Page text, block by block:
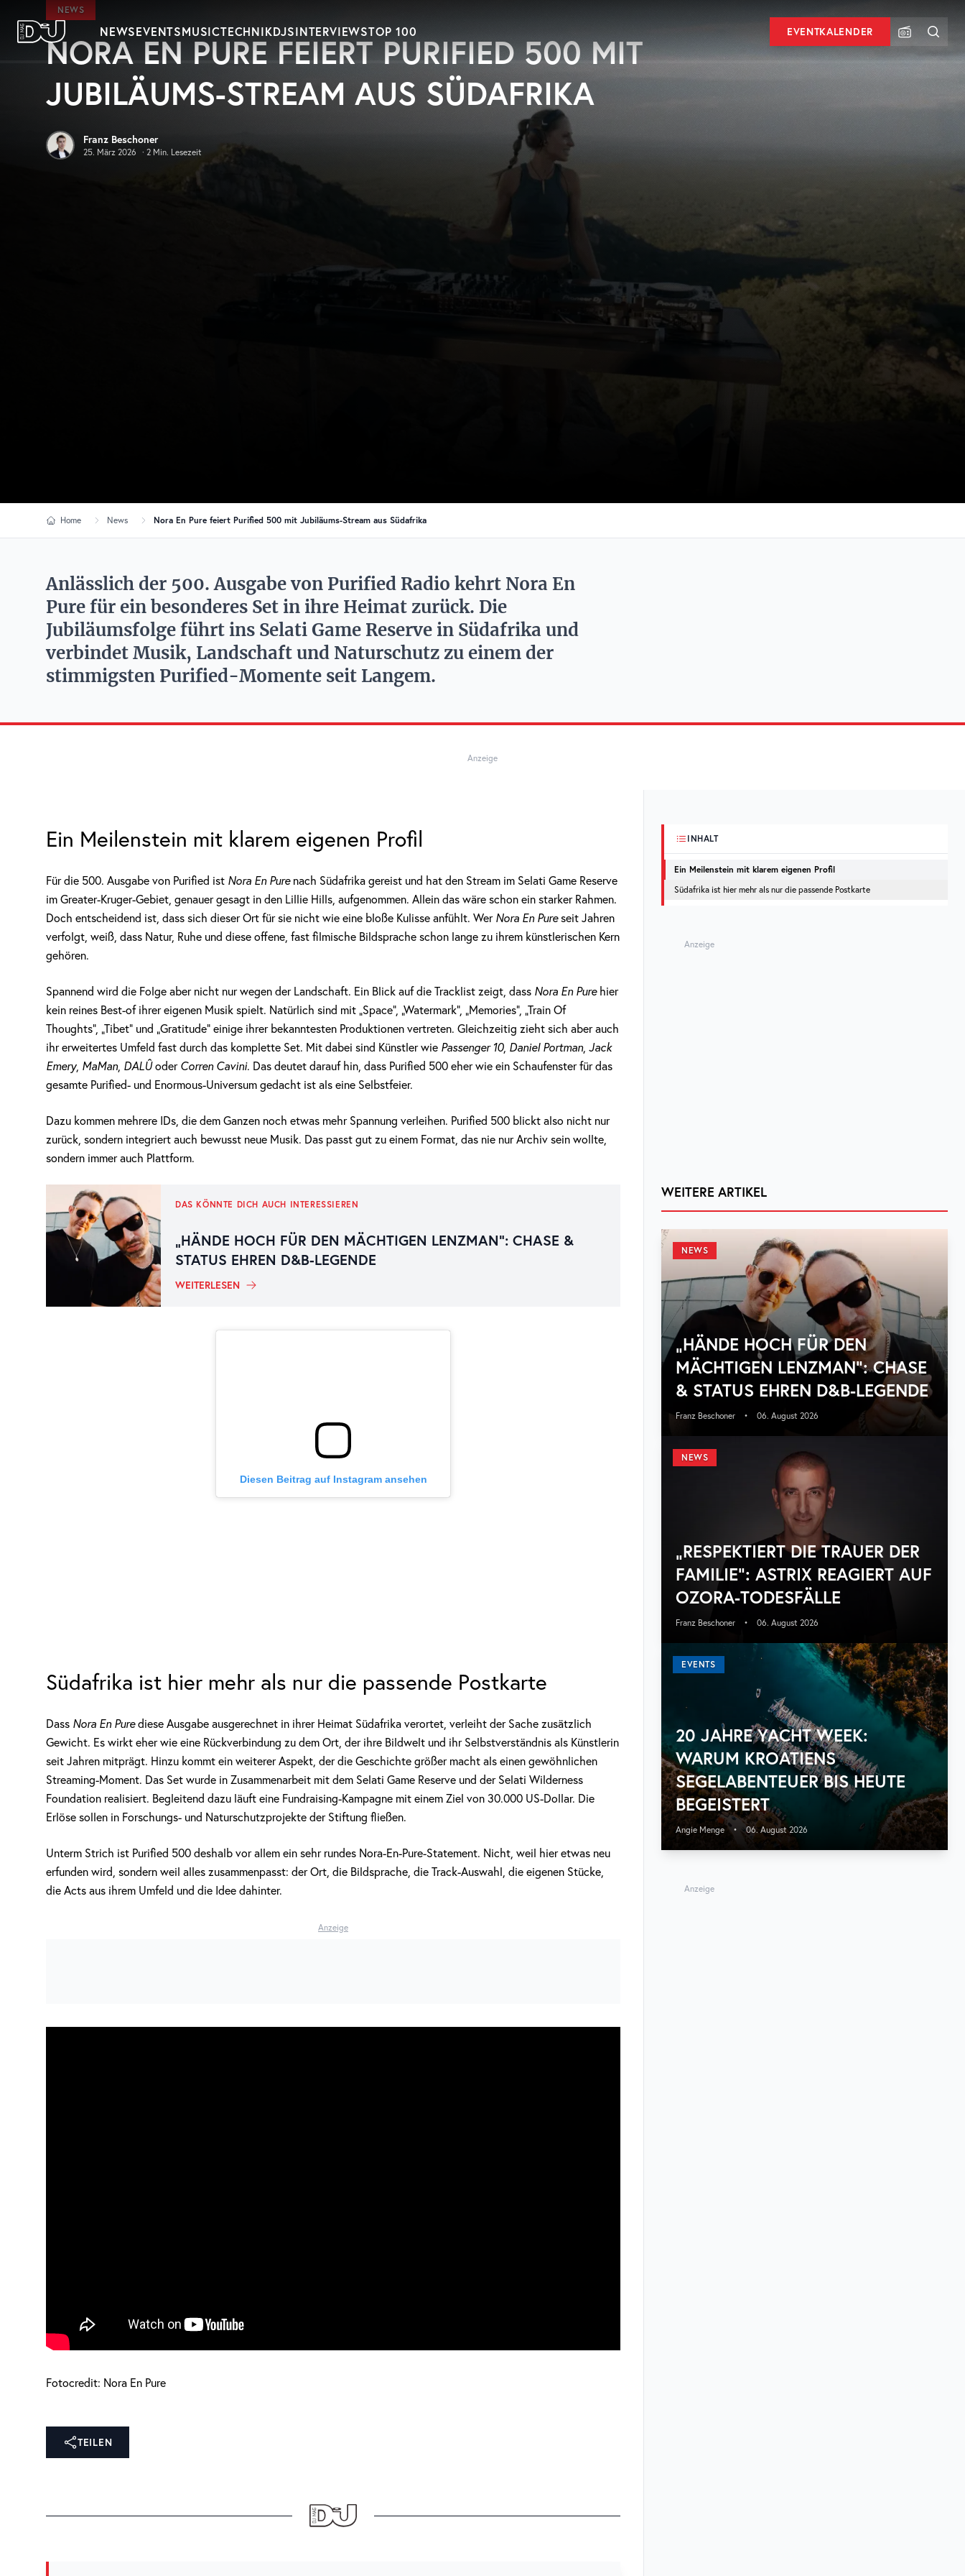
Zum Hauptinhalt springen
DJ Mag Germany
NEWSEVENTSMUSICTECHNIKDJSINTERVIEWSTOP 100 EVENTKALENDER
NEWS
NORA EN PURE FEIERT PURIFIED 500 MIT
JUBILÄUMS-STREAM AUS SÜDAFRIKA
Franz Beschoner
25. März 2026 · 2 Min. Lesezeit
Home News Nora En Pure feiert Purified 500 mit Jubiläums-Stream aus Südafrika
Anlässlich der 500. Ausgabe von Purified Radio kehrt Nora En
Pure für ein besonderes Set in ihre Heimat zurück. Die
Jubiläumsfolge führt ins Selati Game Reserve in Südafrika und
verbindet Musik, Landschaft und Naturschutz zu einem der
stimmigsten Purified-Momente seit Langem.
Anzeige
Ein Meilenstein mit klarem eigenen Profil
Für die 500. Ausgabe von Purified ist Nora En Purenach Südafrika gereist und hat den Stream im Selati Game Reserve
im Greater-Kruger-Gebiet, genauer gesagt in den Lillie Hills, aufgenommen. Allein das wäre schon ein starker Rahmen.
Doch entscheidend ist, dass sich dieser Ort für sie nicht wie eine bloße Kulisse anfühlt. Wer Nora En Pureseit Jahren
verfolgt, weiß, dass Natur, Ruhe und diese offene, fast filmische Bildsprache schon lange zu ihrem künstlerischen Kern
gehören.
Spannend wird die Folge aber nicht nur wegen der Landschaft. Ein Blick auf die Tracklist zeigt, dass Nora En Purehier
kein reines Best-of ihrer eigenen Musik spielt. Natürlich sind mit „Space“, „Watermark“, „Memories“, „Train Of
Thoughts“, „Tibet“ und „Gratitude“ einige ihrer bekanntesten Produktionen vertreten. Gleichzeitig zieht sich aber auch
ihr erweitertes Umfeld fast durch das komplette Set. Mit dabei sind Künstler wie Passenger 10, Daniel Portman, Jack
Emery, MaMan, DALÛoder Corren Cavini. Das deutet darauf hin, dass Purified 500 eher wie ein Schaufenster für das
gesamte Purified- und Enormous-Universum gedacht ist als eine Selbstfeier.
Dazu kommen mehrere IDs, die dem Ganzen noch etwas mehr Spannung verleihen. Purified 500 blickt also nicht nur
zurück, sondern integriert auch bewusst neue Musik. Das passt gut zu einem Format, das nie nur Archiv sein wollte,
sondern immer auch Plattform.
DAS KÖNNTE DICH AUCH INTERESSIEREN
„HÄNDE HOCH FÜR DEN MÄCHTIGEN LENZMAN“: CHASE &
STATUS EHREN D&B-LEGENDE
WEITERLESEN
Diesen Beitrag auf Instagram ansehen
Südafrika ist hier mehr als nur die passende Postkarte
Dass Nora En Purediese Ausgabe ausgerechnet in ihrer Heimat Südafrika verortet, verleiht der Sache zusätzlich
Gewicht. Es wirkt eher wie eine Rückverbindung zu dem Ort, der ihre Bildwelt und ihr Selbstverständnis als Künstlerin
seit Jahren mitprägt. Hinzu kommt ein weiterer Aspekt, der die Geschichte größer macht als einen gewöhnlichen
Streaming-Moment. Das Set wurde in Zusammenarbeit mit dem Selati Game Reserve und der Selati Wilderness
Foundation realisiert. Begleitend dazu läuft eine Fundraising-Kampagne mit einem Ziel von 30.000 US-Dollar. Die
Erlöse sollen in Forschungs- und Naturschutzprojekte der Stiftung fließen.
Unterm Strich ist Purified 500 deshalb vor allem ein sehr rundes Nora-En-Pure-Statement. Nicht, weil hier etwas neu
erfunden wird, sondern weil alles zusammenpasst: der Ort, die Bildsprache, die Track-Auswahl, die eigenen Stücke,
die Acts aus ihrem Umfeld und die Idee dahinter.
Anzeige
Fotocredit: Nora En Pure
TEILEN
INHALT
Ein Meilenstein mit klarem eigenen Profil
Südafrika ist hier mehr als nur die passende Postkarte
Anzeige
WEITERE ARTIKEL
NEWS
„HÄNDE HOCH FÜR DEN
MÄCHTIGEN LENZMAN“: CHASE
& STATUS EHREN D&B-LEGENDE
Franz Beschoner • 06. August 2026
NEWS
„RESPEKTIERT DIE TRAUER DER
FAMILIE“: ASTRIX REAGIERT AUF
OZORA-TODESFÄLLE
Franz Beschoner • 06. August 2026
EVENTS
20 JAHRE YACHT WEEK:
WARUM KROATIENS
SEGELABENTEUER BIS HEUTE
BEGEISTERT
Angie Menge • 06. August 2026
Anzeige